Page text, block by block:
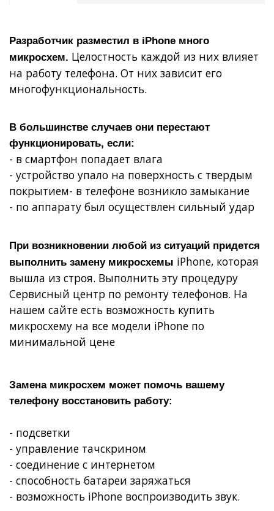
Разработчик разместил в iPhone много
микросхем. Целостность каждой из них влияет
на работу телефона. От них зависит его
многофункциональность.
В большинстве случаев они перестают
функционировать, если:
- в смартфон попадает влага
- устройство упало на поверхность с твердым
покрытием- в телефоне возникло замыкание
- по аппарату был осуществлен сильный удар
При возникновении любой из ситуаций придется
выполнить замену микросхемы iPhone, которая
вышла из строя. Выполнить эту процедуру
Сервисный центр по ремонту телефонов. На
нашем сайте есть возможность купить
микросхему на все модели iPhone по
минимальной цене
Замена микросхем может помочь вашему
телефону восстановить работу:
- подсветки
- управление тачскрином
- соединение с интернетом
- способность батареи заряжаться
- возможность iPhone воспроизводить звук.